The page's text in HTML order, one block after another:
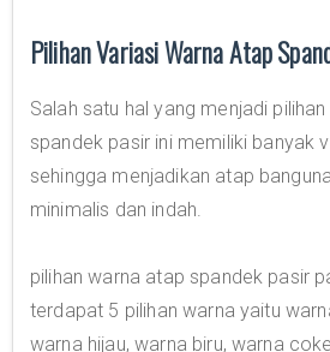
Pilihan Variasi Warna Atap
Salah satu hal yang menjadi
spandek pasir ini memiliki banyak
sehingga menjadikan atap
minimalis dan indah.
pilihan warna atap spandek pasir
terdapat 5 pilihan warna yaitu
warna hijau, warna biru, warna